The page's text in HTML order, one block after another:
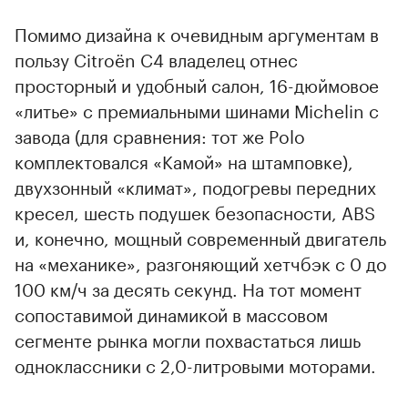
Помимо дизайна к очевидным аргументам в
пользу Citroёn С4 владелец отнес
просторный и удобный салон, 16-дюймовое
«литье» с премиальными шинами Michelin с
завода (для сравнения: тот же Polo
комплектовался «Камой» на штамповке),
двухзонный «климат», подогревы передних
кресел, шесть подушек безопасности, ABS
и, конечно, мощный современный двигатель
на «механике», разгоняющий хетчбэк с 0 до
100 км/ч за десять секунд. На тот момент
сопоставимой динамикой в массовом
сегменте рынка могли похвастаться лишь
одноклассники с 2,0-литровыми моторами.